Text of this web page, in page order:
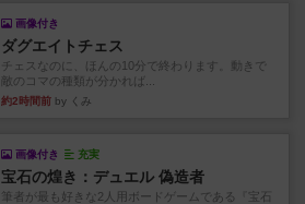
画像付き
ダグエイトチェス
チェスなのに、ほんの10分で終わります。動きで
敵のコマの種類が分かれば...
約2時間前 by くみ
画像付き 充実
宝石の煌き：デュエル 偽造者
筆者が最も好きな2人用ボードゲームである『宝石